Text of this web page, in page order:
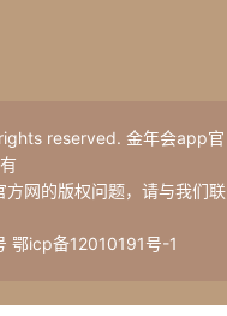
reserved. 金年会app官
网的版权问题，请与我们联
鄂icp备12010191号-1